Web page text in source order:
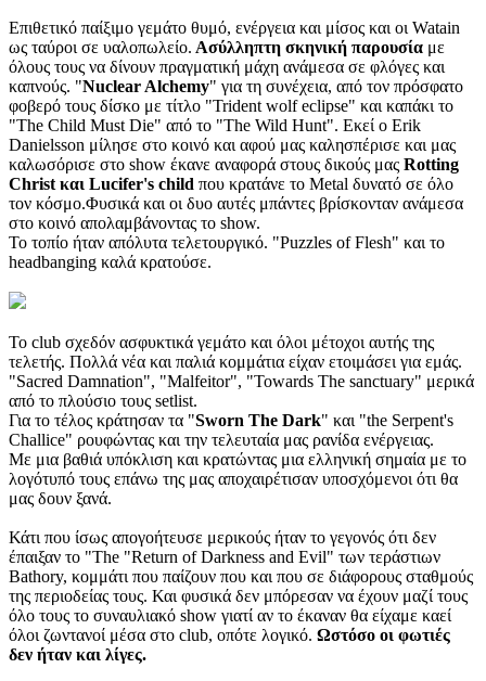
Επιθετικό παίξιμο γεμάτο θυμό, ενέργεια και μίσος και οι Watain
ως ταύροι σε υαλοπωλείο. Ασύλληπτη σκηνική παρουσία με
όλους τους να δίνουν πραγματική μάχη ανάμεσα σε φλόγες και
καπνούς. "Nuclear Alchemy" για τη συνέχεια, από τον πρόσφατο
φοβερό τους δίσκο με τίτλο "Trident wolf eclipse" και καπάκι το
"The Child Must Die" από το "The Wild Hunt". Εκεί ο Erik
Danielsson μίλησε στο κοινό και αφού μας καλησπέρισε και μας
καλωσόρισε στο show έκανε αναφορά στους δικούς μας Rotting
Christ και Lucifer's child που κρατάνε το Metal δυνατό σε όλο
τον κόσμο.Φυσικά και οι δυο αυτές μπάντες βρίσκονταν ανάμεσα
στο κοινό απολαμβάνοντας το show.
Το τοπίο ήταν απόλυτα τελετουργικό. "Puzzles of Flesh" και το
headbanging καλά κρατούσε.
Το club σχεδόν ασφυκτικά γεμάτο και όλοι μέτοχοι αυτής της
τελετής. Πολλά νέα και παλιά κομμάτια είχαν ετοιμάσει για εμάς.
"Sacred Damnation", "Malfeitor", "Towards The sanctuary" μερικά
από το πλούσιο τους setlist.
Για το τέλος κράτησαν τα "Sworn The Dark" και "the Serpent's
Challice" ρουφώντας και την τελευταία μας ρανίδα ενέργειας.
Με μια βαθιά υπόκλιση και κρατώντας μια ελληνική σημαία με το
λογότυπό τους επάνω της μας αποχαιρέτισαν υποσχόμενοι ότι θα
μας δουν ξανά.
Κάτι που ίσως απογοήτευσε μερικούς ήταν το γεγονός ότι δεν
έπαιξαν το "The "Return of Darkness and Evil" των τεράστιων
Bathory, κομμάτι που παίζουν που και που σε διάφορους σταθμούς
της περιοδείας τους. Και φυσικά δεν μπόρεσαν να έχουν μαζί τους
όλο τους το συναυλιακό show γιατί αν το έκαναν θα είχαμε καεί
όλοι ζωντανοί μέσα στο club, οπότε λογικό. Ωστόσο οι φωτιές
δεν ήταν και λίγες.